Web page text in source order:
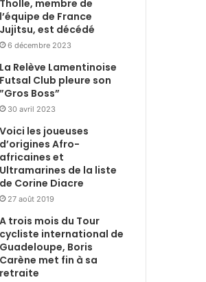
Tholle, membre de
l’équipe de France
Jujitsu, est décédé
6 décembre 2023
La Relève Lamentinoise
Futsal Club pleure son
”Gros Boss”
30 avril 2023
Voici les joueuses
d’origines Afro-
africaines et
Ultramarines de la liste
de Corine Diacre
27 août 2019
A trois mois du Tour
cycliste international de
Guadeloupe, Boris
Carène met fin à sa
retraite